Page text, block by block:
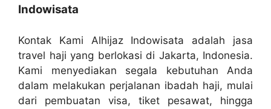
Indowisata
Kontak Kami Alhijaz Indowisata adalah jasa
travel haji yang berlokasi di Jakarta, Indonesia.
Kami menyediakan segala kebutuhan Anda
dalam melakukan perjalanan ibadah haji, mulai
dari pembuatan visa, tiket pesawat, hingga